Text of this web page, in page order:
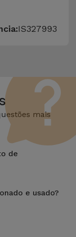
IS327993
mais
de
componente
e rigorosos
e usado?
para assegurar o